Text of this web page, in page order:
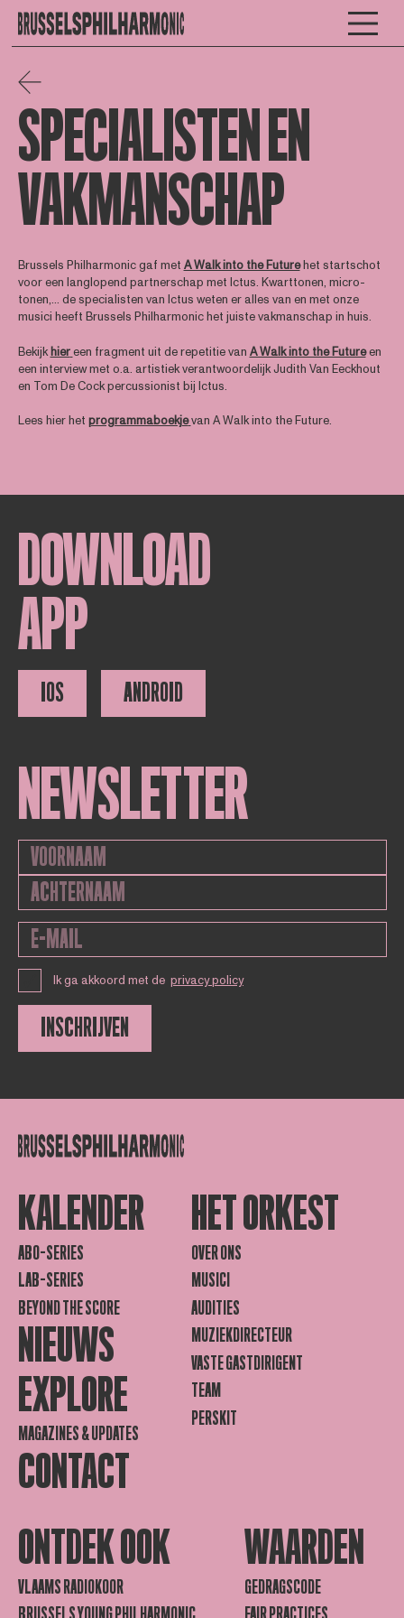
SPECIALISTEN EN
VAKMANSCHAP
Brussels Philharmonic gaf met A Walk into the Futurehet startschot
voor een langlopend partnerschap met Ictus. Kwarttonen, micro-
tonen,... de specialisten van Ictus weten er alles van en met onze
musici heeft Brussels Philharmonic het juiste vakmanschap in huis.
Bekijkhiereen fragment uit de repetitie van A Walk into the Futureen
een interview met o.a. artistiek verantwoordelijk Judith Van Eeckhout
en Tom De Cock percussionist bij Ictus.
Lees hier het programmaboekjevan A Walk into the Future.
DOWNLOAD
APP
IOS ANDROID
NEWSLETTER
Ik ga akkoord met de privacy policy
INSCHRIJVEN
KALENDER
ABO-SERIES
LAB-SERIES
BEYOND THE SCORE
NIEUWS
EXPLORE
MAGAZINES & UPDATES
CONTACT
HET ORKEST
OVER ONS
MUSICI
AUDITIES
MUZIEKDIRECTEUR
VASTE GASTDIRIGENT
TEAM
PERSKIT
ONTDEK OOK
VLAAMS RADIOKOOR
WAARDEN
GEDRAGSCODE